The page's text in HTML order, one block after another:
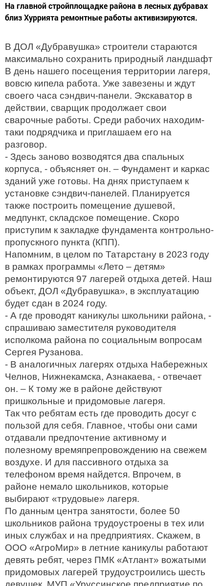
На главной стройплощадке района в лесных дубравах
близ Хуррията ремонтные работы активизируются.
В ДОЛ «Дубравушка» строители стараются
максимально сохранить природный ландшафт
В день нашего посещения территории лагеря,
вовсю кипела работа. Уже завезены и ждут
своего часа сэндвич-панели. Экскаватор в
действии, сварщик продолжает свои
сварочные работы. Среди рабочих находим-
таки подрядчика и приглашаем его на
разговор.
- Здесь заново возводятся два спальных
корпуса, - объясняет он. – Фундамент и каркас
зданий уже готовы. На днях приступаем к
установке сэндвич-панелей. Планируется
также построить помещение душевой,
медпункт, складское помещение. Скоро
приступим к закладке фундамента контрольно-
пропускного пункта (КПП).
Напомним, в целом по Татарстану в 2023 году
в рамках программы «Лето – детям»
ремонтируются 97 лагерей отдыха детей. Наш
объект, ДОЛ «Дубравушка», в эксплуатацию
будет сдан в 2024 году.
- А где проводят каникулы школьники района, -
спрашиваю заместителя руководителя
исполкома района по социальным вопросам
Сергея Рузанова.
- В аналогичных лагерях отдыха Набережных
Челнов, Нижнекамска, Азнакаева, - отвечает
он. – К тому же в районе действуют
пришкольные и придомовые лагеря.
Так что ребятам есть где проводить досуг с
пользой для себя. Главное, чтобы они сами
отдавали предпочтение активному и
полезному времяпрепровождению на свежем
воздухе. И для пассивного отдыха за
телефоном время найдется. Впрочем, в
районе немало школьников, которые
выбирают «трудовые» лагеря.
По данным центра занятости, более 50
школьников района трудоустроены в тех или
иных службах и на предприятиях. Скажем, в
ООО «АгроМир» в летние каникулы работают
девять ребят, через ПМК «Атлант» вожатыми
придомовых лагерей трудоустроились шесть